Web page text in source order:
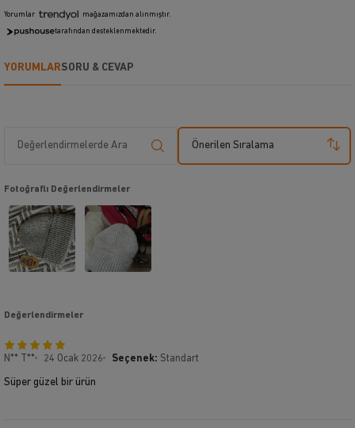
Yorumlar mağazamızdan alınmıştır.
tarafından desteklenmektedir.
YORUMLARSORU & CEVAP
Önerilen Sıralama
Fotoğraflı Değerlendirmeler
Değerlendirmeler
N** T** 24 Ocak 2026 Seçenek: Standart
Süper güzel bir ürün